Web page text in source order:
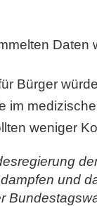
Daten
Bürger
im
weniger
und